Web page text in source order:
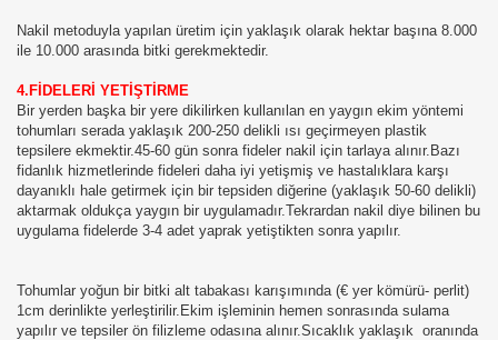
Nakil metoduyla yapılan üretim için yaklaşık olarak hektar başına 8.000
ile 10.000 arasında bitki gerekmektedir.
4.FİDELERİ YETİŞTİRME
Bir yerden başka bir yere dikilirken kullanılan en yaygın ekim yöntemi
tohumları serada yaklaşık 200-250 delikli ısı geçirmeyen plastik
tepsilere ekmektir.45-60 gün sonra fideler nakil için tarlaya alınır.Bazı
fidanlık hizmetlerinde fideleri daha iyi yetişmiş ve hastalıklara karşı
dayanıklı hale getirmek için bir tepsiden diğerine (yaklaşık 50-60 delikli)
aktarmak oldukça yaygın bir uygulamadır.Tekrardan nakil diye bilinen bu
uygulama fidelerde 3-4 adet yaprak yetiştikten sonra yapılır.
Tohumlar yoğun bir bitki alt tabakası karışımında (€ yer kömürü- perlit)
1cm derinlikte yerleştirilir.Ekim işleminin hemen sonrasında sulama
yapılır ve tepsiler ön filizleme odasına alınır.Sıcaklık yaklaşık  oranında
VE HASATI,SEBZE HAKKINDA
BİLGİLER
BİLGİLER
BİLGİLER